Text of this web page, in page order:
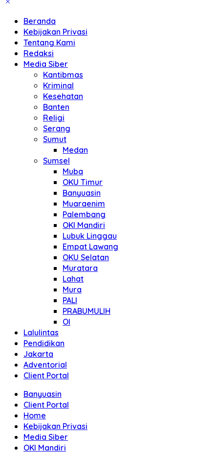
Beranda
Kebijakan Privasi
Tentang Kami
Redaksi
Media Siber
Kantibmas
Kriminal
Kesehatan
Banten
Religi
Serang
Sumut
Medan
Sumsel
Muba
OKU Timur
Banyuasin
Muaraenim
Palembang
OKI Mandiri
Lubuk Linggau
Empat Lawang
OKU Selatan
Muratara
Lahat
Mura
PALI
PRABUMULIH
OI
Lalulintas
Pendidikan
Jakarta
Adventorial
Client Portal
Banyuasin
Client Portal
Home
Kebijakan Privasi
Media Siber
OKI Mandiri